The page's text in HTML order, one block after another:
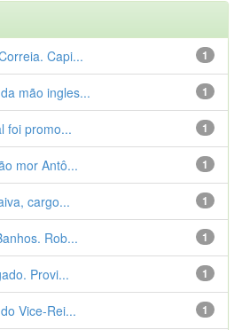
1
Capi...
1
mão ingles...
1
foi promo...
1
mor Antô...
1
cargo...
1
Rob...
1
Provi...
1
Vice-Rei...